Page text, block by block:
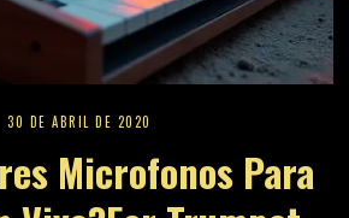
30 DE ABRIL DE 2020
Microfonos Para